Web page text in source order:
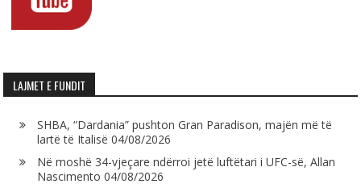
LAJMET E FUNDIT
SHBA, “Dardania” pushton Gran Paradison, majën më të
lartë të Italisë 04/08/2026
Në moshë 34-vjeçare ndërroi jetë luftëtari i UFC-së, Allan
Nascimento 04/08/2026